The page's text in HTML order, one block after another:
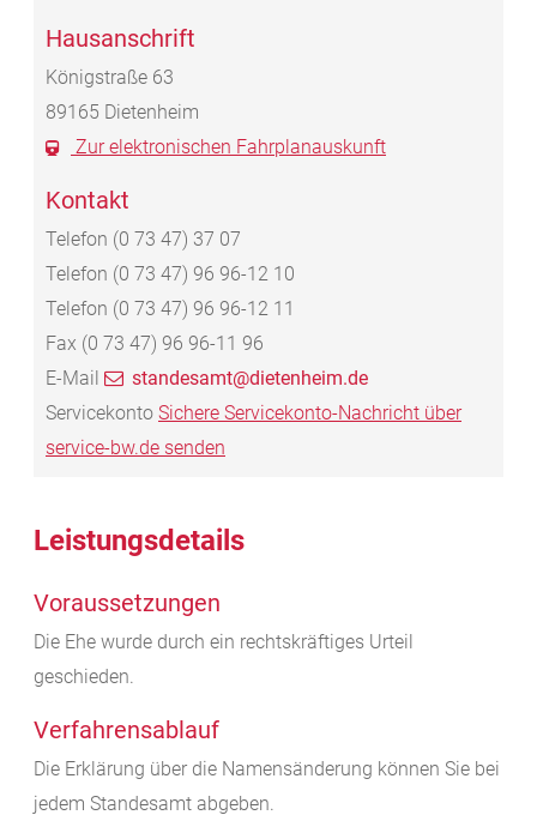
Hausanschrift
Königstraße 63
89165 Dietenheim
Zur elektronischen Fahrplanauskunft
Kontakt
Telefon (0 73 47) 37 07
Telefon (0 73 47) 96 96-12 10
Telefon (0 73 47) 96 96-12 11
Fax (0 73 47) 96 96-11 96
E-Mail
standesamt@dietenheim.de
Servicekonto Sichere Servicekonto-Nachricht über
service-bw.de senden
Leistungsdetails
Voraussetzungen
Die Ehe wurde durch ein rechtskräftiges Urteil
geschieden.
Verfahrensablauf
Die Erklärung über die Namensänderung können Sie bei
jedem Standesamt abgeben.